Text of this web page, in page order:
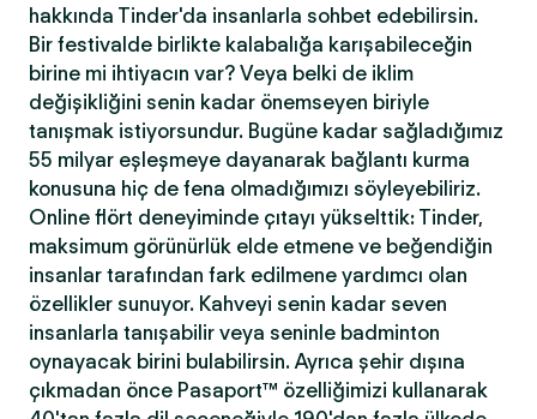
hakkında Tinder'da insanlarla sohbet edebilirsin.
Bir festivalde birlikte kalabalığa karışabileceğin
birine mi ihtiyacın var? Veya belki de iklim
değişikliğini senin kadar önemseyen biriyle
tanışmak istiyorsundur. Bugüne kadar sağladığımız
55 milyar eşleşmeye dayanarak bağlantı kurma
konusuna hiç de fena olmadığımızı söyleyebiliriz.
Online flört deneyiminde çıtayı yükselttik: Tinder,
maksimum görünürlük elde etmene ve beğendiğin
insanlar tarafından fark edilmene yardımcı olan
özellikler sunuyor. Kahveyi senin kadar seven
insanlarla tanışabilir veya seninle badminton
oynayacak birini bulabilirsin. Ayrıca şehir dışına
çıkmadan önce Pasaport™ özelliğimizi kullanarak